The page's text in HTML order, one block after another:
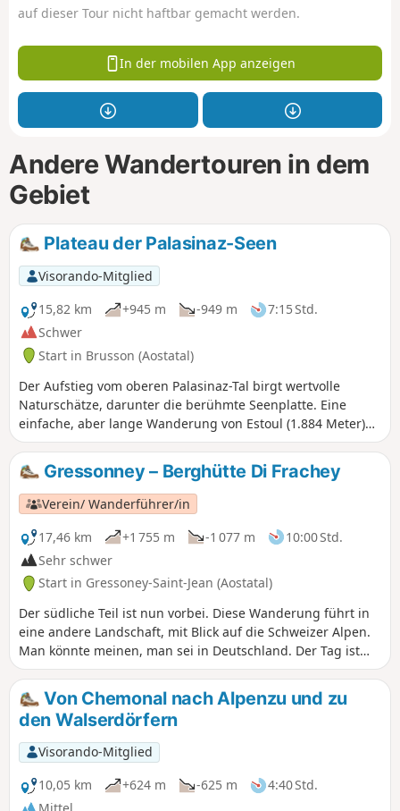
auf dieser Tour nicht haftbar gemacht werden.
In der mobilen App anzeigen
Andere Wandertouren in dem
Gebiet
Plateau der Palasinaz-Seen
Visorando-Mitglied
15,82 km
+945 m -949 m
7:15 Std.
Schwer
Start in Brusson (Aostatal)
Der Aufstieg vom oberen Palasinaz-Tal birgt wertvolle
Naturschätze, darunter die berühmte Seenplatte. Eine
einfache, aber lange Wanderung von Estoul (1.884 Meter)
führt in vier Stunden über eine markierte Forststraße (Route
Nr. 6) zur Seenplatte. Über den Weg Nr. 5A gelangt man
dann zu den Seen von Valfredda (2.564 Meter), eine
mögliche Variante, während der Weg Nr. 4 weiter zu den
Seen von La Bataille (2.484 m), Potcha (2.517 m) und Long
(2.632 m) führt, die Route dieser Wanderung.
Gressonney – Berghütte Di Frachey
Verein/ Wanderführer/in
17,46 km
+1 755 m -1 077 m
10:00 Std.
Sehr schwer
Start in Gressoney-Saint-Jean (Aostatal)
Der südliche Teil ist nun vorbei. Diese Wanderung führt in
eine andere Landschaft, mit Blick auf die Schweizer Alpen.
Man könnte meinen, man sei in Deutschland. Der Tag ist
schön. Nach dem Aufstieg führt die Wanderung wieder
hinunter ins Tal. Wie in Eaux Rousses ist es ratsam, im
Voraus zu reservieren, da die Hütte sehr beliebt ist. Es gibt
übrigens zwei davon, und sie sind Anfang Juli ausgebucht.
Von Chemonal nach Alpenzu und zu
den Walserdörfern
Visorando-Mitglied
10,05 km
+624 m -625 m
4:40 Std.